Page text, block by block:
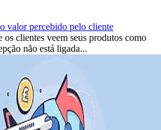
valor percebido pelo cliente
os clientes veem seus produtos como
não está ligada...